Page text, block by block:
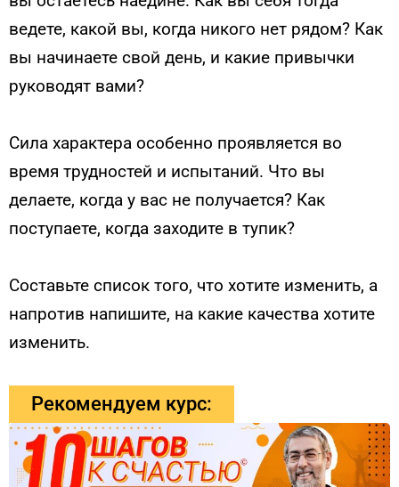
ведете, какой вы, когда никого нет рядом? Как
вы начинаете свой день, и какие привычки
руководят вами?
Сила характера особенно проявляется во
время трудностей и испытаний. Что вы
делаете, когда у вас не получается? Как
поступаете, когда заходите в тупик?
Составьте список того, что хотите изменить, а
напротив напишите, на какие качества хотите
изменить.
Рекомендуем курс: